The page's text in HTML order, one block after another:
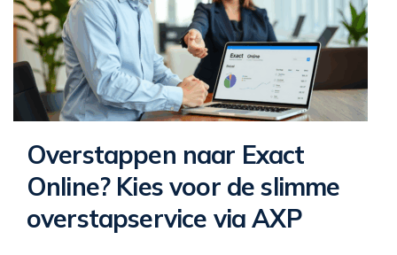
Overstappen naar Exact
Online? Kies voor de slimme
overstapservice via AXP